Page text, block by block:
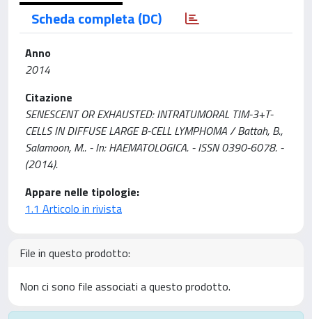
Scheda completa (DC)
Anno
2014
Citazione
SENESCENT OR EXHAUSTED: INTRATUMORAL TIM-3+T-
CELLS IN DIFFUSE LARGE B-CELL LYMPHOMA / Battah, B.,
Salamoon, M.. - In: HAEMATOLOGICA. - ISSN 0390-6078. -
(2014).
Appare nelle tipologie:
1.1 Articolo in rivista
File in questo prodotto:
Non ci sono file associati a questo prodotto.